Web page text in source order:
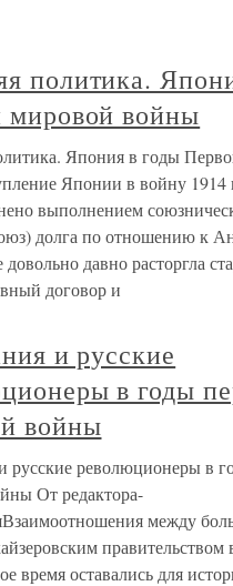
политика.
мировой войны
Япония в годы
Японии в войну 1914
выполнением
долга по отношению к
давно расторгла
договор и
и русские
в годы
войны
русские революционеры в
От редактора-
между
время оставались для